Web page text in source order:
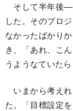
そして半年後
した。そのプロ
なかったばかり
き、「あれ、こ
うようなていたら
いまから考え
た。「目標設定